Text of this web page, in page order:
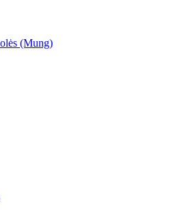
(Mung)